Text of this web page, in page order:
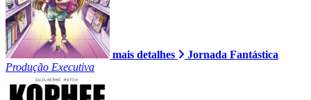
mais detalhes
Jornada Fantástica
Produção Executiva